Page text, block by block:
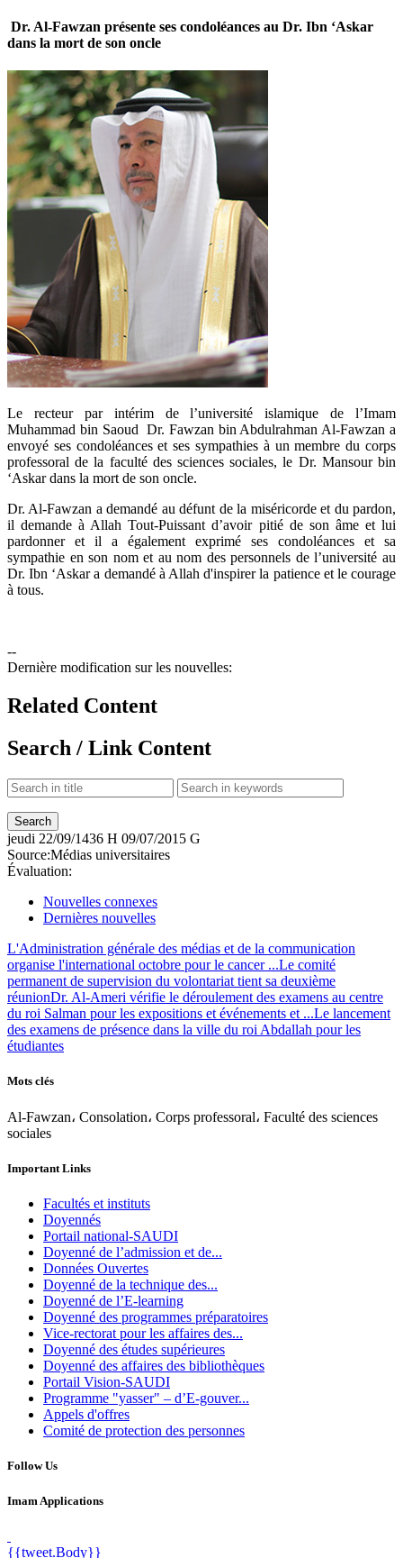
Dr. Al-Fawzan présente ses condoléances au Dr. Ibn ‘Askar
dans la mort de son oncle
Le recteur par intérim de l’université islamique de l’Imam
Muhammad bin Saoud Dr. Fawzan bin Abdulrahman Al-Fawzan a
envoyé ses condoléances et ses sympathies à un membre du corps
professoral de la faculté des sciences sociales, le Dr. Mansour bin
‘Askar dans la mort de son oncle.
Dr. Al-Fawzan a demandé au défunt de la miséricorde et du pardon,
il demande à Allah Tout-Puissant d’avoir pitié de son âme et lui
pardonner et il a également exprimé ses condoléances et sa
sympathie en son nom et au nom des personnels de l’université au
Dr. Ibn ‘Askar a demandé à Allah d'inspirer la patience et le courage
à tous.
--
Dernière modification sur les nouvelles:
Related Content
Search / Link Content
jeudi 22/09/1436 H 09/07/2015 G
Source:Médias universitaires
Évaluation:
Nouvelles connexes
Dernières nouvelles
L'Administration générale des médias et de la communication
organise l'international octobre pour le cancer ...Le comité
permanent de supervision du volontariat tient sa deuxième
réunionDr. Al-Ameri vérifie le déroulement des examens au centre
du roi Salman pour les expositions et événements et ...Le lancement
des examens de présence dans la ville du roi Abdallah pour les
étudiantes
Mots clés
Al-Fawzan، Consolation، Corps professoral، Faculté des sciences
sociales
Important Links
Facultés et instituts
Doyennés
Portail national-SAUDI
Doyenné de l’admission et de...
Données Ouvertes
Doyenné de la technique des...
Doyenné de l’E-learning
Doyenné des programmes préparatoires
Vice-rectorat pour les affaires des...
Doyenné des études supérieures
Doyenné des affaires des bibliothèques
Portail Vision-SAUDI
Programme "yasser" – d’E-gouver...
Appels d'offres
Comité de protection des personnes
Follow Us
Imam Applications
{{tweet.Body}}